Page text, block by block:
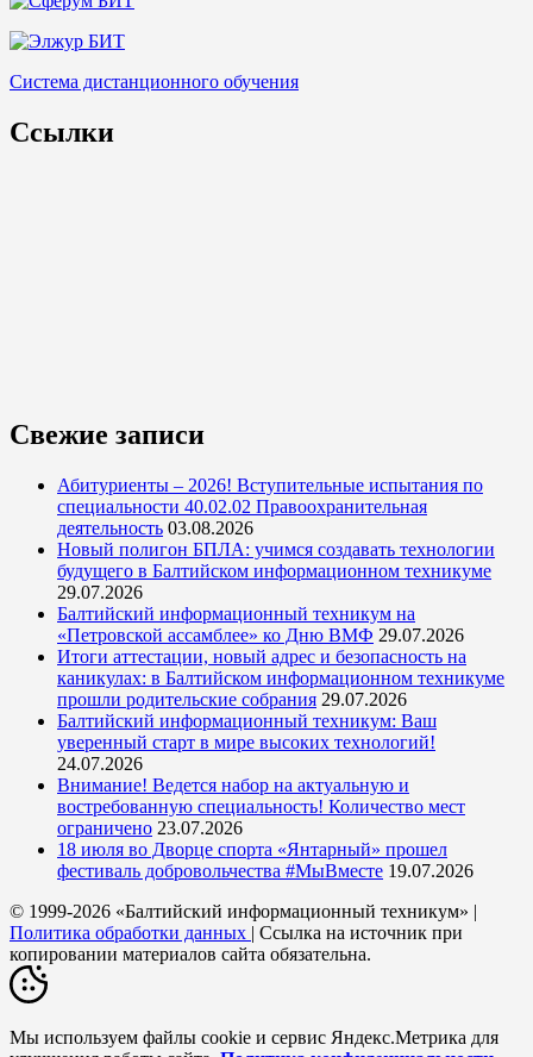
Система дистанционного обучения
Ссылки
Свежие записи
Абитуриенты – 2026! Вступительные испытания по
специальности 40.02.02 Правоохранительная
деятельность 03.08.2026
Новый полигон БПЛА: учимся создавать технологии
будущего в Балтийском информационном техникуме
29.07.2026
Балтийский информационный техникум на
«Петровской ассамблее» ко Дню ВМФ 29.07.2026
Итоги аттестации, новый адрес и безопасность на
каникулах: в Балтийском информационном техникуме
прошли родительские собрания 29.07.2026
Балтийский информационный техникум: Ваш
уверенный старт в мире высоких технологий!
24.07.2026
Внимание! Ведется набор на актуальную и
востребованную специальность! Количество мест
ограничено 23.07.2026
18 июля во Дворце спорта «Янтарный» прошел
фестиваль добровольчества #МыВместе 19.07.2026
© 1999-2026 «Балтийский информационный техникум» |
Политика обработки данных | Ссылка на источник при
копировании материалов сайта обязательна.
Мы используем файлы cookie и сервис Яндекс.Метрика для